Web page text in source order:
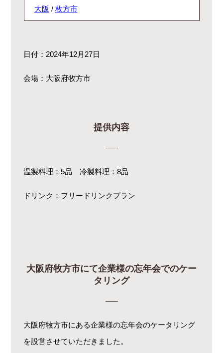
大阪 / 枚方市
日付：2024年12月27日
会場：大阪府牧方市
提供内容
温製料理：5品 冷製料理：8品
ドリンク：フリードリンクプラン
大阪府牧方市にて企業様の忘年会でのケー
タリング
大阪府牧方市にある企業様の忘年会のケータリング
を設営させていただきました。